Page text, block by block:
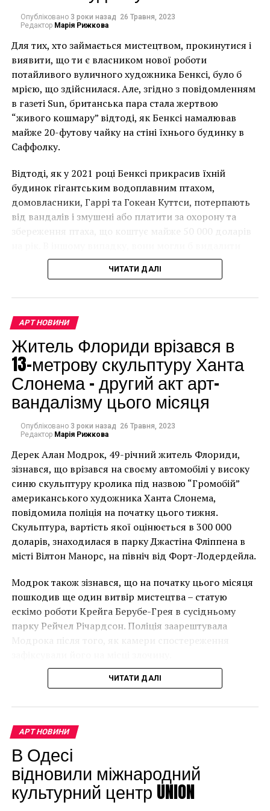
размещается в Музее современного искусства
“Акита” и будет работать аж до 2014 года.
Опубліковано 3 роки назад 26 Травня, 2023
Редактор Марія Рижкова
Для тих, хто займається мистецтвом, прокинутися і
виявити, що ти є власником нової роботи
потайливого вуличного художника Бенксі, було б
мрією, що здійснилася. Але, згідно з повідомленням
в газеті Sun, британська пара стала жертвою
“живого кошмару” відтоді, як Бенксі намалював
майже 20-футову чайку на стіні їхнього будинку в
Саффолку.
Відтоді, як у 2021 році Бенксі прикрасив їхній
будинок гігантським водоплавним птахом,
домовласники, Гаррі та Гокеан Куттси, потерпають
від вандалів і змушені або платити за охорону та
збереження птаха, що коштує майже 50 000 доларів
мурал, що може коштувати до чверті мільйона
доларів.
Чоловік позує під макетом чайки, яка ось-ось
накинеться на упаковку чіпсів – сюжет графіті, що
має ознаки вуличного художника Бенксі, на стіні в
Лоустофті на східному узбережжі Англії 8 серпня 2021
року. (Фото Джастіна Талліса / AFP)
В інтерв’ю “Таймс” пан Куттс сказав:
“Спочатку це було
неймовірно, але з
розвитком подій це
стало надзвичайно
впевнений, що Бенксі
усвідомлює
непередбачувані
наслідки для власників
будинків. Якби ми
могли повернути час
назад, ми б це
ЧИТАТИ ДАЛІ
АРТ НОВИНИ
Житель Флориди врізався в
13-метрову скульптуру Ханта
Слонема – другий акт арт-
вандалізму цього місяця
Опубліковано 3 роки назад 26 Травня, 2023
Редактор Марія Рижкова
Дерек Алан Модрок, 49-річний житель Флориди,
зізнався, що врізався на своєму автомобілі у високу
синю скульптуру кролика під назвою “Громобій”
американського художника Ханта Слонема,
повідомила поліція на початку цього тижня.
Скульптура, вартість якої оцінюється в 300 000
доларів, знаходилася в парку Джастіна Фліппена в
місті Вілтон Манорс, на північ від Форт-Лодердейла.
Модрок також зізнався, що на початку цього місяця
пошкодив ще один витвір мистецтва – статую
ескімо роботи Крейга Берубе-Грея в сусідньому
парку Рейчел Річардсон. Поліція заарештувала
Модрока після того, як камери спостереження
ЧИТАТИ ДАЛІ
АРТ НОВИНИ
В Одесі
відновили міжнародний
культурний центр UNION